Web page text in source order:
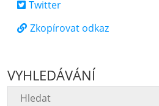
Twitter
Zkopírovat odkaz
VYHLEDÁVÁNÍ